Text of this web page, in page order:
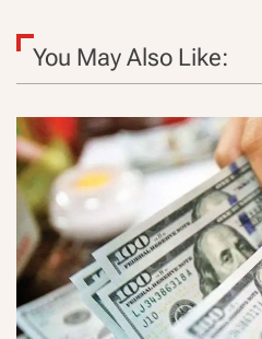
You May Also Like: